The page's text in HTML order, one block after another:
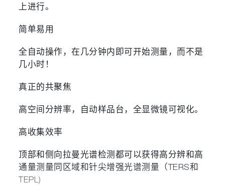
上进行。
简单易用
全自动操作，在几分钟内即可开始测量，而不是
几小时！
真正的共聚焦
高空间分辨率，自动样品台，全显微镜可视化。
高收集效率
顶部和侧向拉曼光谱检测都可以获得高分辨和高
通量测量同区域和针尖增强光谱测量（TERS和
TEPL)